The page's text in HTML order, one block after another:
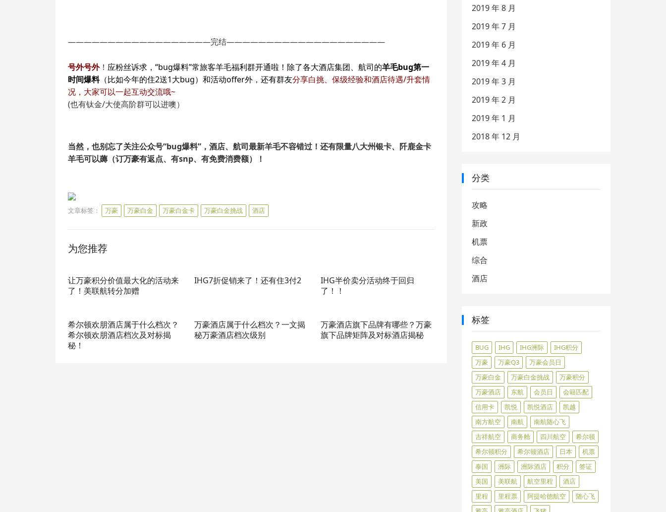
——————————————————完结————————————————————
号外号外！ 应粉丝诉求，“bug爆料”常旅客羊毛福利群开通啦！除了各大酒店集团、航司的羊毛bug第一
时间爆料（比如今年的住2送1大bug）和活动offer外，还有群友分享白挑、保级经验和酒店待遇/升套情
况，大家可以一起互动交流哦~
(也有钛金/大使高阶群可以进噢）
当然，也别忘了关注公众号“bug爆料”，酒店、航司最新羊毛不容错过！还有限量八大州银卡、阡鹿金卡
羊毛可以薅（订万豪有返点、有snp、有免费消费额）！
文章标签： 万豪 万豪白金 万豪白金卡 万豪白金挑战 酒店
为您推荐
让万豪积分价值最大化的活动来
了！美联航转分加赠
IHG7折促销来了！还有住3付2
IHG半价卖分活动终于回归
了！！
希尔顿欢朋酒店属于什么档次？
希尔顿欢朋酒店档次及对标揭
秘！
万豪酒店属于什么档次？一文揭
秘万豪酒店档次级别
万豪酒店旗下品牌有哪些？万豪
旗下品牌矩阵及对标酒店揭秘
2019 年 8 月
2019 年 7 月
2019 年 6 月
2019 年 4 月
2019 年 3 月
2019 年 2 月
2019 年 1 月
2018 年 12 月
分类
攻略
新政
机票
综合
酒店
标签
BUG IHG IHG洲际
IHG积分
万豪
万豪Q3
万豪会员日
万豪白金
万豪白金挑战
万豪积分
万豪酒店
东航 会员日
会籍匹配
信用卡
凯悦 凯悦酒店
凯越
南方航空
南航
南航随心飞
吉祥航空
商务舱 四川航空
希尔顿
希尔顿积分
希尔顿酒店 日本
机票
泰国
洲际 洲际酒店 积分
签证
美国
美联航 航空里程
酒店
里程
里程票 阿提哈德航空
随心飞